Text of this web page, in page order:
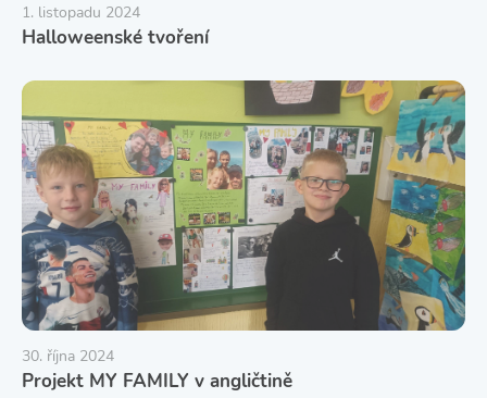
1. listopadu 2024
Halloweenské tvoření
30. října 2024
Projekt MY FAMILY v angličtině